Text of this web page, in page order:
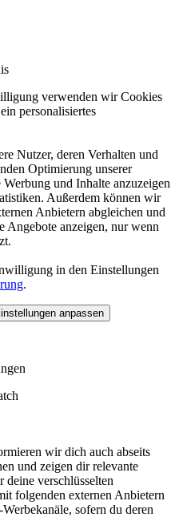
verwenden wir Cookies
personalisiertes
Nutzer, deren Verhalten und
Optimierung unserer
und Inhalte anzuzeigen
Außerdem können wir
Anbietern abgleichen und
Angebote anzeigen, nur wenn
in den Einstellungen
.
anpassen
wir dich auch abseits
und zeigen dir relevante
verschlüsselten
folgenden externen Anbietern
sofern du deren